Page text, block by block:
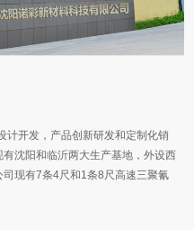
计开发，产品创新研发和定制化销
沈阳和临沂两大生产基地，外设西
现有7条4尺和1条8尺高速三聚氰